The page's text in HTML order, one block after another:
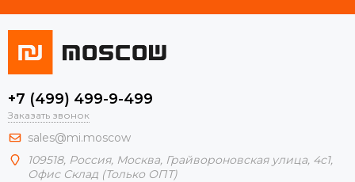
+7 (499) 499-9-499
Заказать звонок
sales@mi.moscow
109518, Россия, Москва, Грайвороновская улица, 4с1,
Офис Склад (Только ОПТ)